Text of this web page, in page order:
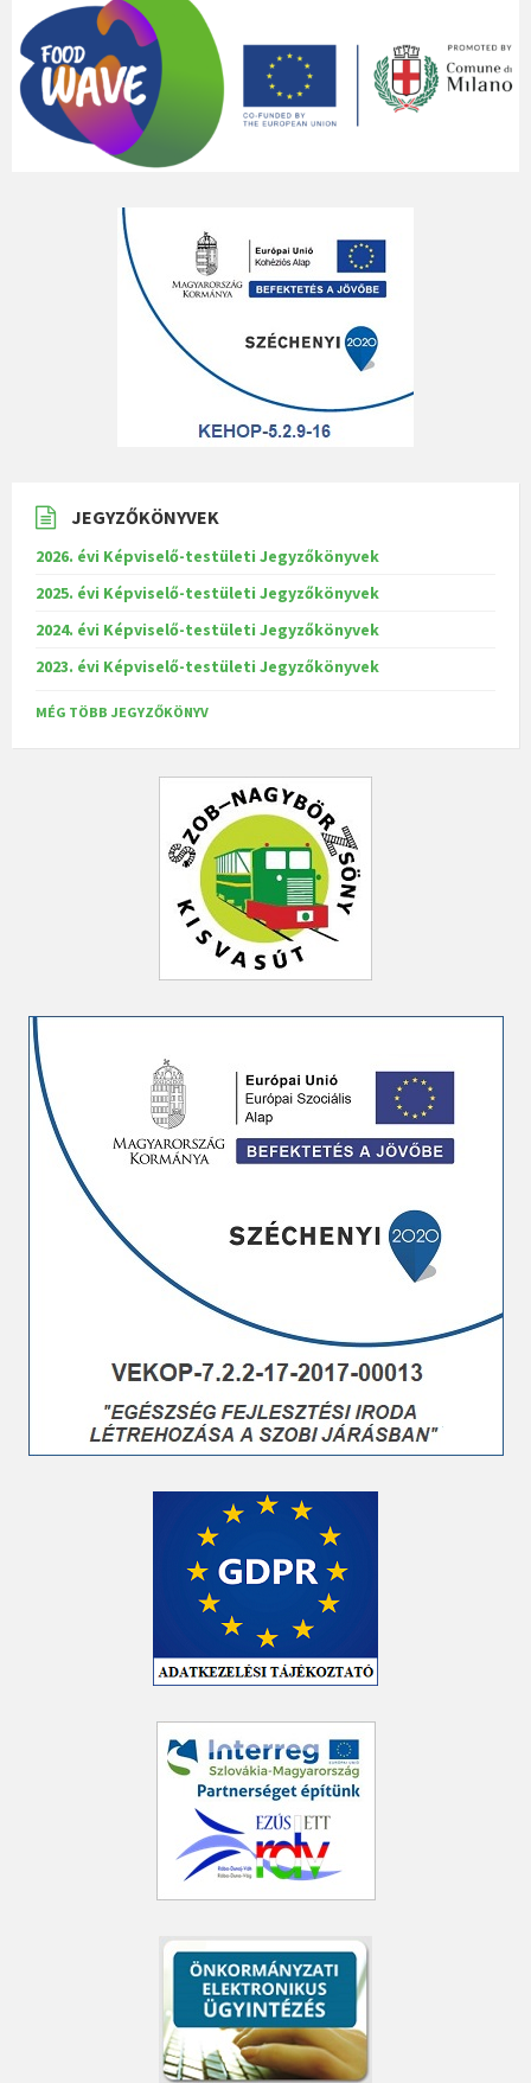
JEGYZŐKÖNYVEK
2026. évi Képviselő-testületi Jegyzőkönyvek
2025. évi Képviselő-testületi Jegyzőkönyvek
2024. évi Képviselő-testületi Jegyzőkönyvek
2023. évi Képviselő-testületi Jegyzőkönyvek
MÉG TÖBB JEGYZŐKÖNYV